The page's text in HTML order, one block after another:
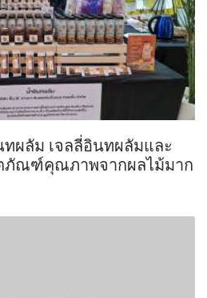
ผลัม เจลลี่อินทผลัมและ
ภัณฑ์คุณภาพจากผลไม้มาก